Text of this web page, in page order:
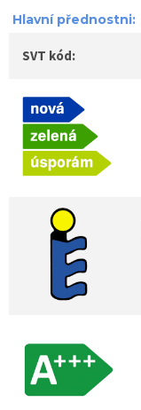
Hlavní přednostni:
SVT kód: